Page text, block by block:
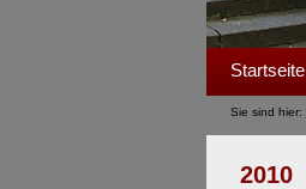
Startseite
2010
Sie sind hier: